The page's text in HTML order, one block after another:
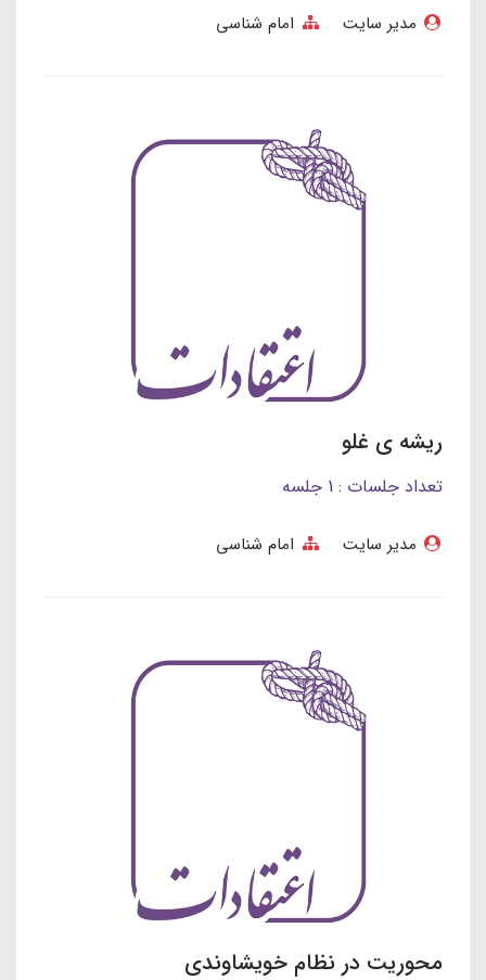
مدیر سایت امام شناسی
ریشه ی غلو
تعداد جلسات : 1 جلسه
مدیر سایت امام شناسی
محوریت در نظام خویشاوندی